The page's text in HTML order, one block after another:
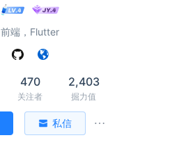
前端，Flutter
470
关注者
2,403
掘力值
私信